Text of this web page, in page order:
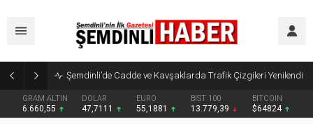
Şemdinli’de Cadde ve Kavşaklarda Trafik Çizgileri Yenilendi
GRAM ALTIN
6.660,55
DOLAR
47,7111
EURO
55,1881
BIST 100
13.779,39
BITCOIN
$64824